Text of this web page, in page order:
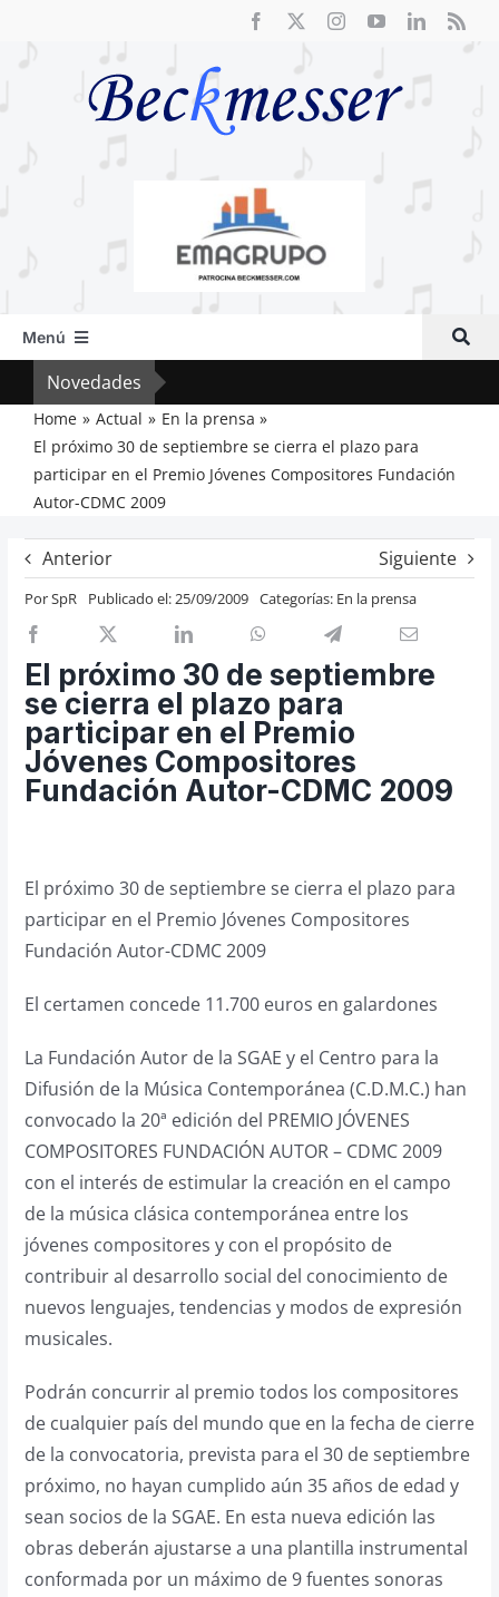
Menú
Inicio
Actual
Artículos
Crítica
Entrevistas
Recomendación
Cosas de Beckmesser
Nosotros y privacidad
Buscar:
Novedades
Home Actual
En la prensa
El próximo 30 de septiembre se cierra el plazo para
participar en el Premio Jóvenes Compositores Fundación
Autor-CDMC 2009
Anterior Siguiente
PorSpR Publicado el: 25/09/2009 Categorías: En la prensa
El próximo 30 de septiembre
se cierra el plazo para
participar en el Premio
Jóvenes Compositores
Fundación Autor-CDMC 2009
El próximo 30 de septiembre se cierra el plazo para
participar en el Premio Jóvenes Compositores
Fundación Autor-CDMC 2009
El certamen concede 11.700 euros en galardones
La Fundación Autor de la SGAE y el Centro para la
Difusión de la Música Contemporánea (C.D.M.C.) han
convocado la 20ª edición del PREMIO JÓVENES
COMPOSITORES FUNDACIÓN AUTOR – CDMC 2009
con el interés de estimular la creación en el campo
de la música clásica contemporánea entre los
jóvenes compositores y con el propósito de
contribuir al desarrollo social del conocimiento de
nuevos lenguajes, tendencias y modos de expresión
musicales.
Podrán concurrir al premio todos los compositores
de cualquier país del mundo que en la fecha de cierre
de la convocatoria, prevista para el 30 de septiembre
próximo, no hayan cumplido aún 35 años de edad y
sean socios de la SGAE. En esta nueva edición las
obras deberán ajustarse a una plantilla instrumental
conformada por un máximo de 9 fuentes sonoras